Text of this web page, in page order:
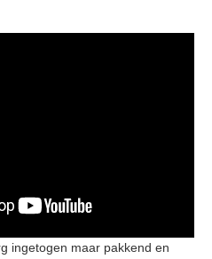
ingetogen maar pakkend en